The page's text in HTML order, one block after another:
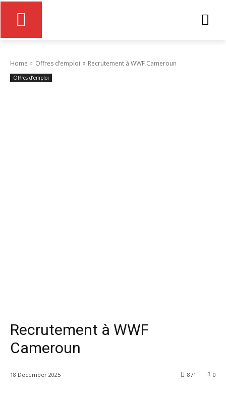
Home Offres d’emploi Recrutement à WWF Cameroun
Offres d’emploi
Recrutement à WWF
Cameroun
18 December 2025 0
871